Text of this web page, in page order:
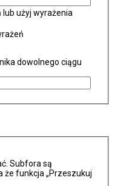
użyj wyrażenia
dowolnego ciągu
Subfora są
funkcja „Przeszukuj